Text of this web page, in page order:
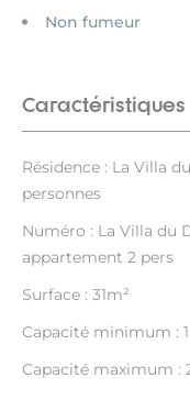
Non fumeur
Caractéristiques
Résidence : La Villa
personnes
Numéro : La Villa du
appartement 2 pers
Surface : 31m²
Capacité minimum : 1
Capacité maximum :